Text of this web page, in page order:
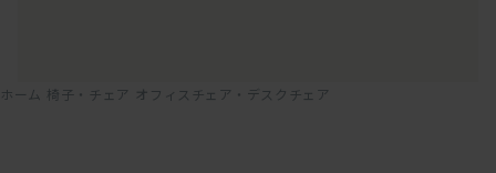
ホーム 椅子・チェア オフィスチェア・デスクチェア